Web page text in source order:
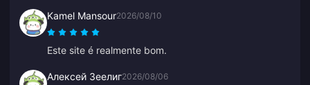
na hora.
Kamel Mansour2026/08/10
Este site é realmente bom.
Алексей Зеелиг2026/08/06